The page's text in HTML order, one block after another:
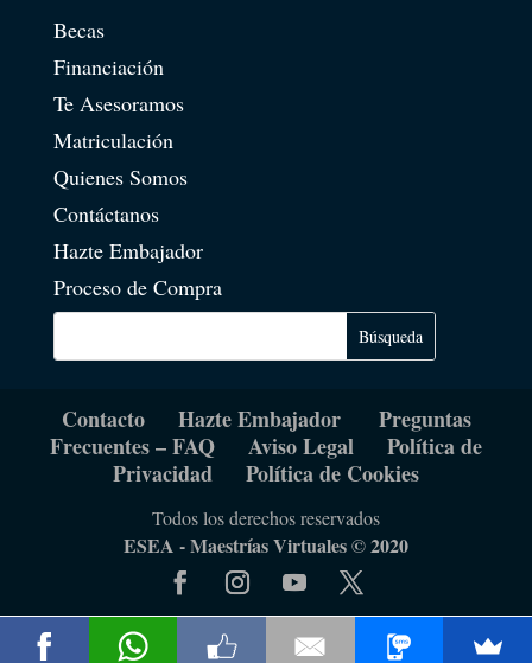
Becas
Financiación
Te Asesoramos
Matriculación
Quienes Somos
Contáctanos
Hazte Embajador
Proceso de Compra
Contacto Hazte Embajador
Preguntas
Frecuentes – FAQ
Aviso Legal
Política de
Privacidad
Política de Cookies
Todos los derechos reservados
ESEA - Maestrías Virtuales © 2020